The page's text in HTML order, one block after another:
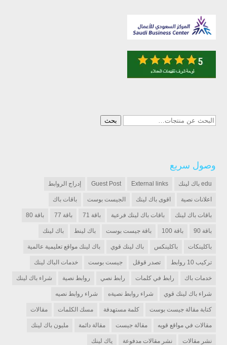
البحث
بحث
وصول سريع
edu باك لينك External links
Guest Post إدراج الروابط
اعلانات نصية اقوى باك لينك الجيست بوست باقات باك
باقات باك لينك باقات باك لينك فرعية باقة 71 باقة 77 باقة 80
باقة 90 باقة 100 باقة جيست بوست باك لينط باك لينك
باكلينكات باكلينكس باك لينك قوي باك لينك مواقع تعليمية عالمية
تركيب 10 روابط تصدر قوقل جيست بوست خدمات الباك لينك
خدمات باك رابط في كلمات رابط نصي روابط نصية شراء باك لينك
شراء باك لينك قوي شراء روابط نصيةه شراء روابط نصيه
كتابة مقالة جيست بوست كلمة مستهدفة مسك الكلمات مقالات
مقالات في مواقع قويه مقالة جيست مقالة دائمة مليون باك لينك
نشر مقالات نشر مقالات مدفوعة ياك لينك